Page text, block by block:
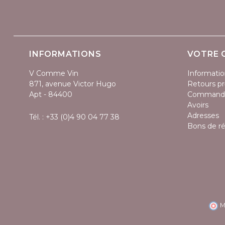
INFORMATIONS
V Comme Vin
871, avenue Victor Hugo
Apt - 84400
Tél. : +33 (0)4 90 04 77 38
VOTRE
Retours
Avoirs
Adresses
Bons de